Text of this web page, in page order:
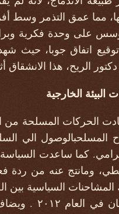
مما عمق التذمر وسط
على وحدة فكرية
اتفاق جوبا، حيث
الريح، هذا الانشقاق
البيئة الخارجية
الحركات المسلحة من
المسلحبالوصول الي
كما ساعدت السياسة
ومانتج عنه من ردة
المشاحنات السياسية بين
كردفان